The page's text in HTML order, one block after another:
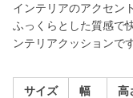
インテリアのアクセン
ふっくらとした質感で
ンテリアクッションです
サイズ 幅 高